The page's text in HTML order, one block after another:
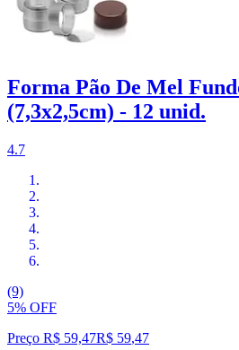
Forma Pão De Mel
(7,3x2,5cm) - 12 unid.
4.7
(9)
5% OFF
Preço R$ 59,47R$ 59,47